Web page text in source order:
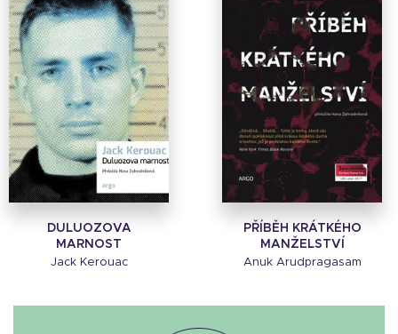
DULUOZOVA
MARNOST
Jack Kerouac
PŘÍBĚH KRÁTKÉHO
MANŽELSTVÍ
Anuk Arudpragasam